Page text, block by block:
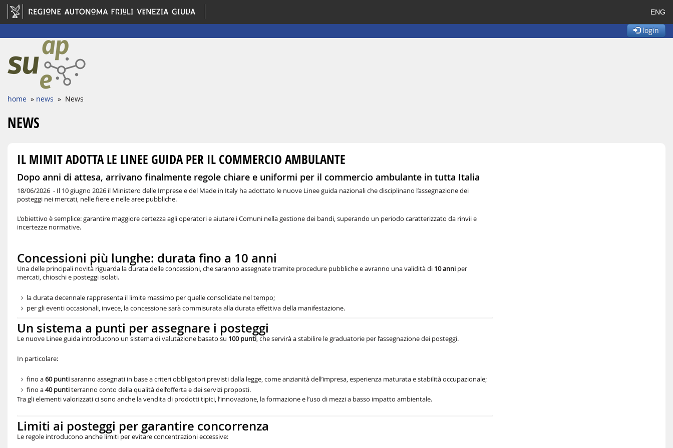
ENG
login
home » news » News
NEWS
IL MIMIT ADOTTA LE LINEE GUIDA PER IL COMMERCIO AMBULANTE
Dopo anni di attesa, arrivano finalmente regole chiare e uniformi per il commercio ambulante in tutta Italia
18/06/2026 - Il 10 giugno 2026 il Ministero delle Imprese e del Made in Italy ha adottato le nuove Linee guida nazionali che disciplinano l’assegnazione dei
posteggi nei mercati, nelle fiere e nelle aree pubbliche.
L’obiettivo è semplice: garantire maggiore certezza agli operatori e aiutare i Comuni nella gestione dei bandi, superando un periodo caratterizzato da rinvii e
incertezze normative.
Concessioni più lunghe: durata fino a 10 anni
Una delle principali novità riguarda la durata delle concessioni, che saranno assegnate tramite procedure pubbliche e avranno una validità di 10 anniper
mercati, chioschi e posteggi isolati.
la durata decennale rappresenta il limite massimo per quelle consolidate nel tempo;
per gli eventi occasionali, invece, la concessione sarà commisurata alla durata effettiva della manifestazione.
Un sistema a punti per assegnare i posteggi
Le nuove Linee guida introducono un sistema di valutazione basato su 100 punti, che servirà a stabilire le graduatorie per l’assegnazione dei posteggi.
In particolare:
fino a60 puntisaranno assegnati in base a criteri obbligatori previsti dalla legge, come anzianità dell’impresa, esperienza maturata e stabilità occupazionale;
fino a40 puntiterranno conto della qualità dell’offerta e dei servizi proposti.
Tra gli elementi valorizzati ci sono anche la vendita di prodotti tipici, l’innovazione, la formazione e l’uso di mezzi a basso impatto ambientale.
Limiti ai posteggi per garantire concorrenza
Le regole introducono anche limiti per evitare concentrazioni eccessive: